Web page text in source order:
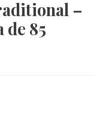
–
de 85